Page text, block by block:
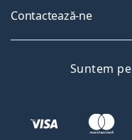
Contactează-ne
Suntem pe